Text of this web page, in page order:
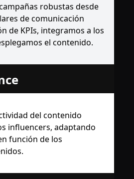
robustas desde
de comunicación
de KPIs, integramos a los
el contenido.
del contenido
influencers, adaptando
función de los